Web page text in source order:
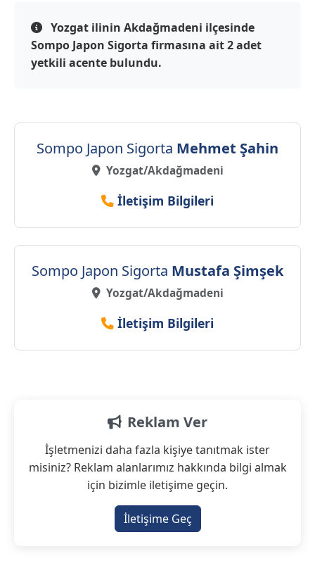
Yozgat ilinin Akdağmadeni ilçesinde
Sompo Japon Sigorta firmasına ait 2 adet
yetkili acente bulundu.
Sompo Japon Sigorta Mehmet Şahin
Yozgat/Akdağmadeni
İletişim Bilgileri
Sompo Japon Sigorta Mustafa Şimşek
Yozgat/Akdağmadeni
İletişim Bilgileri
Reklam Ver
İşletmenizi daha fazla kişiye tanıtmak ister
misiniz? Reklam alanlarımız hakkında bilgi almak
için bizimle iletişime geçin.
İletişime Geç